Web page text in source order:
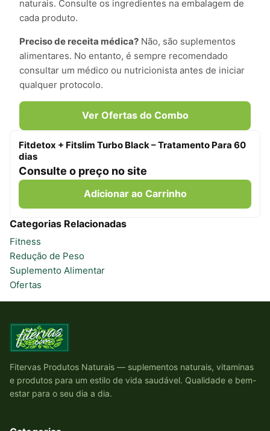
naturais. Consulte os ingredientes na embalagem de
cada produto.
Preciso de receita médica? Não, são suplementos
alimentares. No entanto, é sempre recomendado
consultar um médico ou nutricionista antes de iniciar
qualquer protocolo.
Ver Ofertas do Combo
Fitdetox + Fitslim Turbo Black – Tratamento Para 60
dias
Consulte o preço no site
Adicionar ao Carrinho
Categorias Relacionadas
Fitness
Redução de Peso
Suplemento Alimentar
Ofertas
Fitervas Produtos Naturais — suplementos naturais, vitaminas
e produtos para um estilo de vida saudável. Qualidade e bem-
estar para o seu dia a dia.